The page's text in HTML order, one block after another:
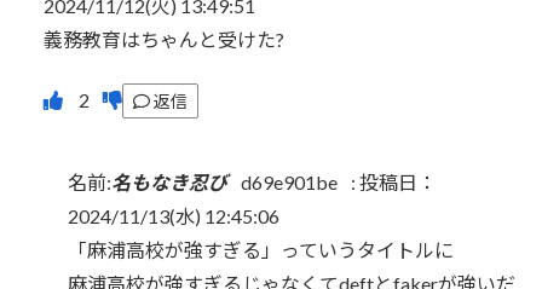
2024/11/12(火) 13:49:51
義務教育はちゃんと受けた?
返信
名前:名もなき忍び d69e901be : 投稿日：
2024/11/13(水) 12:45:06
「麻浦高校が強すぎる」っていうタイトルに
麻浦高校が強すぎるじゃなくてdeftとfakerが強いだ